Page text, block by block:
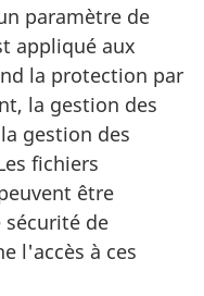
paramètre de
appliqué aux
la protection par
la gestion des
gestion des
fichiers
être
de
l'accès à ces